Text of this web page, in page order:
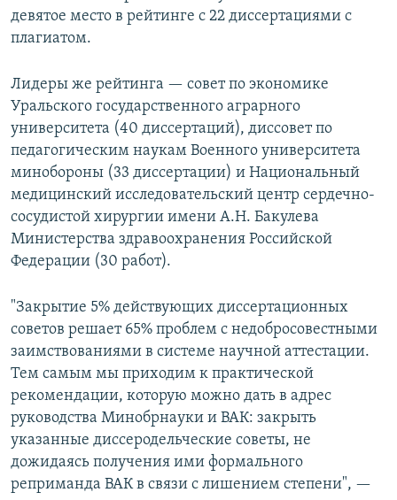
девятое место в рейтинге с 22 диссертациями с
плагиатом.
Лидеры же рейтинга — совет по экономике
Уральского государственного аграрного
университета (40 диссертаций), диссовет по
педагогическим наукам Военного университета
минобороны (33 диссертации) и Национальный
медицинский исследовательский центр сердечно-
сосудистой хирургии имени А.Н. Бакулева
Министерства здравоохранения Российской
Федерации (30 работ).
"Закрытие 5% действующих диссертационных
советов решает 65% проблем с недобросовестными
заимствованиями в системе научной аттестации.
Тем самым мы приходим к практической
рекомендации, которую можно дать в адрес
руководства Минобрнауки и ВАК: закрыть
указанные диссеродельческие советы, не
дожидаясь получения ими формального
реприманда ВАК в связи с лишением степени", —